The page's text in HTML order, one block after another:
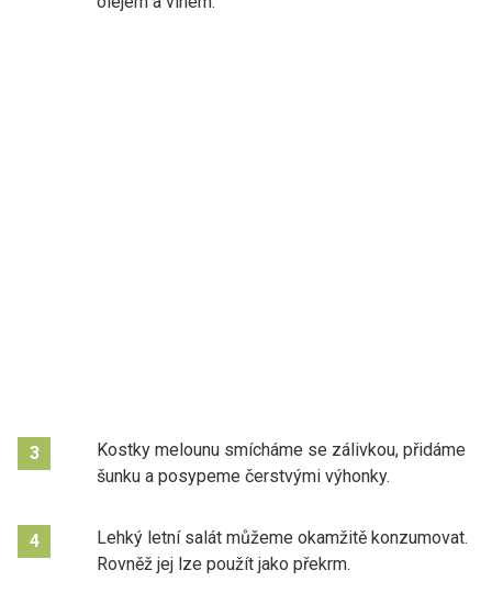
3
Kostky melounu smícháme se zálivkou, přidáme
šunku a posypeme čerstvými výhonky.
4
Lehký letní salát můžeme okamžitě konzumovat.
Rovněž jej lze použít jako překrm.